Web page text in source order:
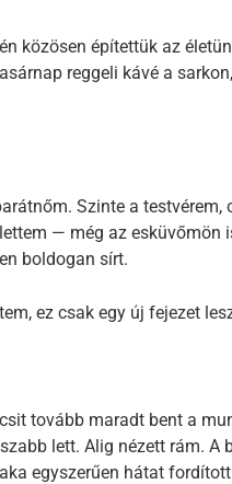
közösen építettük az
reggeli kávé a
Szinte a testvérem,
— még az esküvőmön
boldogan sírt.
ez csak egy új fejezet
tovább maradt bent a
lett. Alig nézett rám. A
egyszerűen hátat